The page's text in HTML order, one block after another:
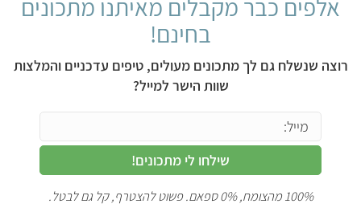
אלפים כבר מקבלים מאיתנו מתכונים
בחינם!
רוצה שנשלח גם לך מתכונים מעולים, טיפים עדכניים והמלצות
שוות הישר למייל?
שילחו לי מתכונים!
100% מהצומח, 0% ספאם. פשוט להצטרף, קל גם לבטל.